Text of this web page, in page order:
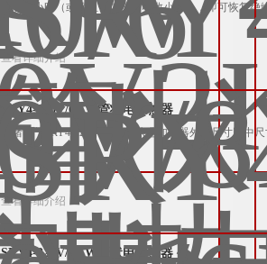
燥若干小时（或将组件低压通电数小时），即可恢复绝
查看详细介绍
SRY4-220V/6KW管状电加热器
胜绪电气SRY4-220V/6KW管状电加热器外形尺寸图中
查看详细介绍
SRY4-220V/5KW管状电加热器